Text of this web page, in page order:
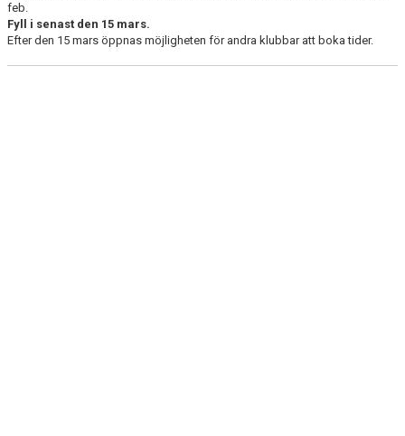
feb.
Fyll i senast den 15 mars.
Efter den 15 mars öppnas möjligheten för andra klubbar att boka tider.